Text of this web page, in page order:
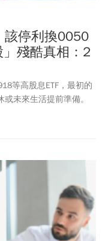
停利換0050
殘酷真相：2
等高股息ETF，最初的
未來生活提前準備。
愈來愈高，另一種